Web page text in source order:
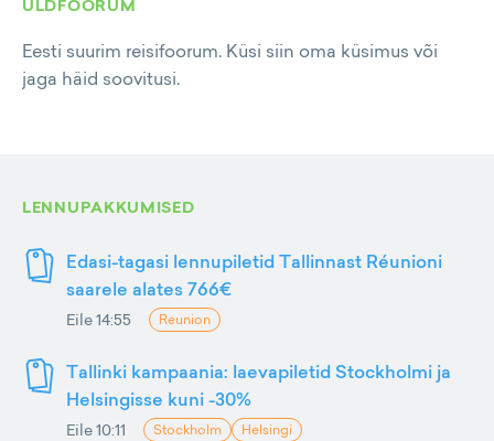
ÜLDFOORUM
Eesti suurim reisifoorum. Küsi siin oma küsimus või
jaga häid soovitusi.
LENNUPAKKUMISED
Edasi-tagasi lennupiletid Tallinnast Réunioni
saarele alates 766€
Eile 14:55 Reunion
Tallinki kampaania: laevapiletid Stockholmi ja
Helsingisse kuni -30%
Eile 10:11 Stockholm Helsingi